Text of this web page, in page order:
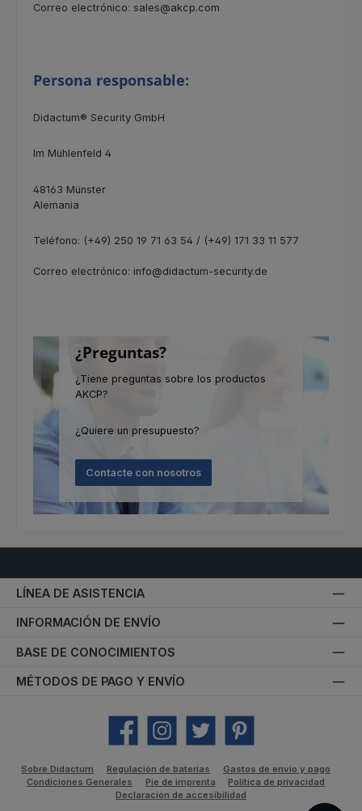
Correo electrónico: sales@akcp.com
Persona responsable:
Didactum® Security GmbH
Im Mühlenfeld 4
48163 Münster
Alemania
Teléfono: (+49) 250 19 71 63 54 / (+49) 171 33 11 577
Correo electrónico: info@didactum-security.de
¿Preguntas?
¿Tiene preguntas sobre los productos
AKCP?
¿Quiere un presupuesto?
Contacte con nosotros
LÍNEA DE ASISTENCIA
INFORMACIÓN DE ENVÍO
BASE DE CONOCIMIENTOS
MÉTODOS DE PAGO Y ENVÍO
Facebook Instagram Twitter Pinterest
Sobre Didactum Regulación de baterías
Gastos de envío y pago
Condiciones Generales
Pie de imprenta
Política de privacidad
Declaración de accesibilidad